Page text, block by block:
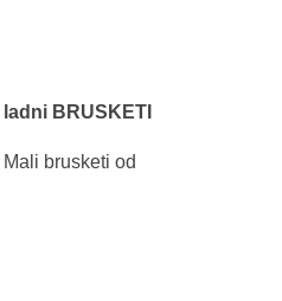
ladni BRUSKETI
Mali brusketi od